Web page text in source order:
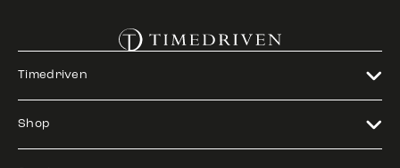
Timedriven
Shop